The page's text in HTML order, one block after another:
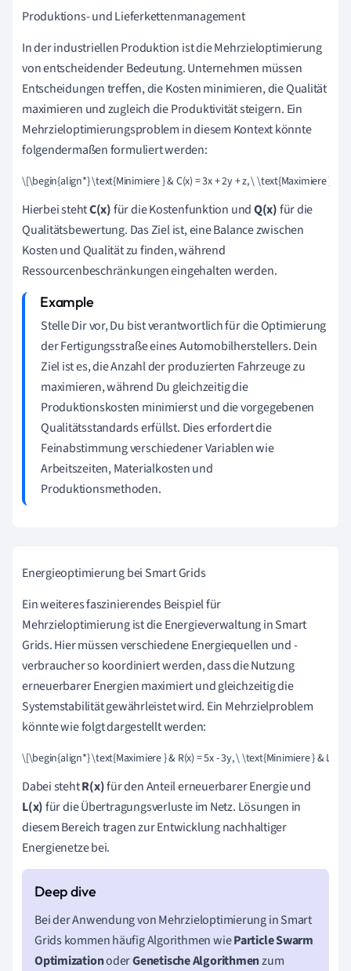
Produktions- und Lieferkettenmanagement
In der industriellen Produktion ist die Mehrzieloptimierung
von entscheidender Bedeutung. Unternehmen müssen
Entscheidungen treffen, die Kosten minimieren, die Qualität
maximieren und zugleich die Produktivität steigern. Ein
Mehrzieloptimierungsproblem in diesem Kontext könnte
folgendermaßen formuliert werden:
\[\begin{align*} \text{Minimiere } & C(x) = 3x + 2y + z, \ \text{Maximiere } &
Hierbei stehtC(x)für die Kostenfunktion undQ(x)für die
Qualitätsbewertung. Das Ziel ist, eine Balance zwischen
Kosten und Qualität zu finden, während
Ressourcenbeschränkungen eingehalten werden.
Stelle Dir vor, Du bist verantwortlich für die Optimierung
der Fertigungsstraße eines Automobilherstellers. Dein
Ziel ist es, die Anzahl der produzierten Fahrzeuge zu
maximieren, während Du gleichzeitig die
Produktionskosten minimierst und die vorgegebenen
Qualitätsstandards erfüllst. Dies erfordert die
Feinabstimmung verschiedener Variablen wie
Arbeitszeiten, Materialkosten und
Produktionsmethoden.
Energieoptimierung bei Smart Grids
Ein weiteres faszinierendes Beispiel für
Mehrzieloptimierung ist die Energieverwaltung in Smart
Grids. Hier müssen verschiedene Energiequellen und -
verbraucher so koordiniert werden, dass die Nutzung
erneuerbarer Energien maximiert und gleichzeitig die
Systemstabilität gewährleistet wird. Ein Mehrzielproblem
könnte wie folgt dargestellt werden:
\[\begin{align*} \text{Maximiere } & R(x) = 5x - 3y, \ \text{Minimiere } & L(x)
Dabei stehtR(x)für den Anteil erneuerbarer Energie und
L(x)für die Übertragungsverluste im Netz. Lösungen in
diesem Bereich tragen zur Entwicklung nachhaltiger
Energienetze bei.
Bei der Anwendung von Mehrzieloptimierung in Smart
Grids kommen häufig Algorithmen wieParticle Swarm
OptimizationoderGenetische Algorithmenzum